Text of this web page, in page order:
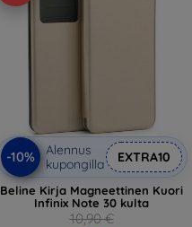
-10%
Alennus
kupongilla
EXTRA10
Beline Kirja Magneettinen Kuori
Infinix Note 30 kulta
10,90 €